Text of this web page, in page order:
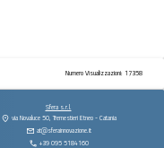
Numero Visualizzazioni: 17358
Sfera s.r.l.
via Novaluce 50, Tremestieri Etneo - Catania
at@sferainnovazione.it
+39 095 5184160